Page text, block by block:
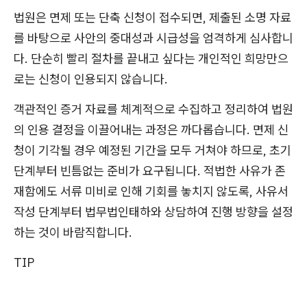
법원은 면제 또는 단축 신청이 접수되면, 제출된 소명 자료
를 바탕으로 사안의 중대성과 시급성을 엄격하게 심사합니
다. 단순히 빨리 절차를 끝내고 싶다는 개인적인 희망만으
로는 신청이 인용되지 않습니다.
객관적인 증거 자료를 체계적으로 수집하고 정리하여 법원
의 인용 결정을 이끌어내는 과정은 까다롭습니다. 면제 신
청이 기각될 경우 예정된 기간을 모두 거쳐야 하므로, 초기
단계부터 빈틈없는 준비가 요구됩니다. 적법한 사유가 존
재함에도 서류 미비로 인해 기회를 놓치지 않도록, 사유서
작성 단계부터 법무법인태하와 상담하여 진행 방향을 설정
하는 것이 바람직합니다.
TIP